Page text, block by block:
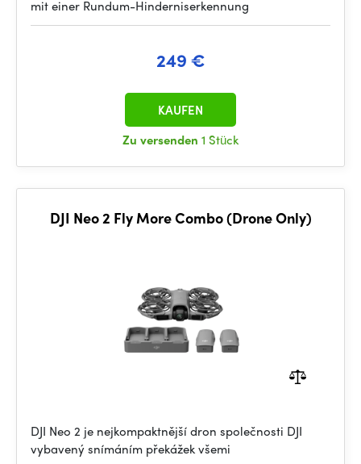
mit einer Rundum-Hinderniserkennung
249 €
Zu versenden 1 Stück
KAUFEN
DJI Neo 2 Fly More Combo (Drone Only)
DJI Neo 2 je nejkompaktnější dron společnosti DJI
vybavený snímáním překážek všemi